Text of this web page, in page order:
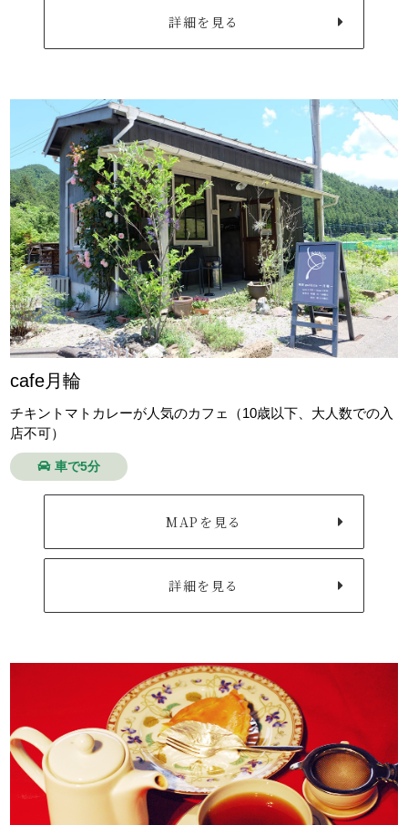
詳細を見る
cafe月輪
チキントマトカレーが人気のカフェ（10歳以下、大人数での入
店不可）
車で5分
MAPを見る
詳細を見る